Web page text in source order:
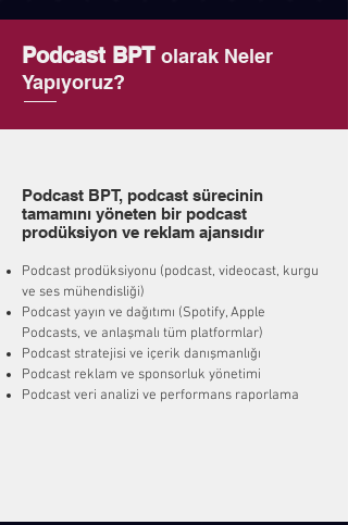
Podcast BPT olarak Neler
Yapıyoruz?
Podcast BPT, podcast sürecinin
tamamını yöneten bir podcast
prodüksiyon ve reklam ajansıdır
Podcast prodüksiyonu (podcast, videocast, kurgu
ve ses mühendisliği)
Podcast yayın ve dağıtımı (Spotify, Apple
Podcasts, ve anlaşmalı tüm platformlar)
Podcast stratejisi ve içerik danışmanlığı
Podcast reklam ve sponsorluk yönetimi
Podcast veri analizi ve performans raporlama